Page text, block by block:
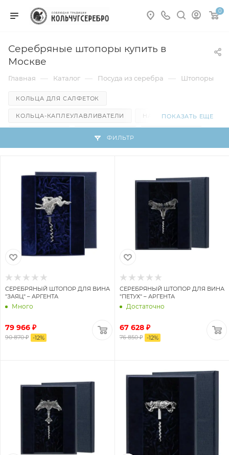
0
Серебряные штопоры купить в
Москве
Главная — Каталог — Посуда из серебра — Штопоры
КОЛЬЦА ДЛЯ САЛФЕТОК
КОЛЬЦА-КАПЛЕУЛАВЛИВАТЕЛИ НАБОРЫ ДЛЯ ВИНА
ПОКАЗАТЬ ЕЩЕ
ФИЛЬТР
СЕРЕБРЯНЫЙ ШТОПОР ДЛЯ ВИНА
"ЗАЯЦ" – АРГЕНТА
Много
79 966 ₽
90 870 ₽ -12%
СЕРЕБРЯНЫЙ ШТОПОР ДЛЯ ВИНА
"ПЕТУХ" – АРГЕНТА
Достаточно
67 628 ₽
76 850 ₽ -12%